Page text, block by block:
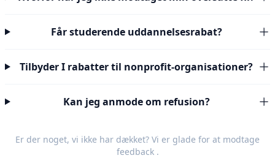
Får studerende uddannelsesrabat?
Tilbyder I rabatter til nonprofit-organisationer?
Kan jeg anmode om refusion?
Er der noget, vi ikke har dækket? Vi er glade for at modtage
feedback.